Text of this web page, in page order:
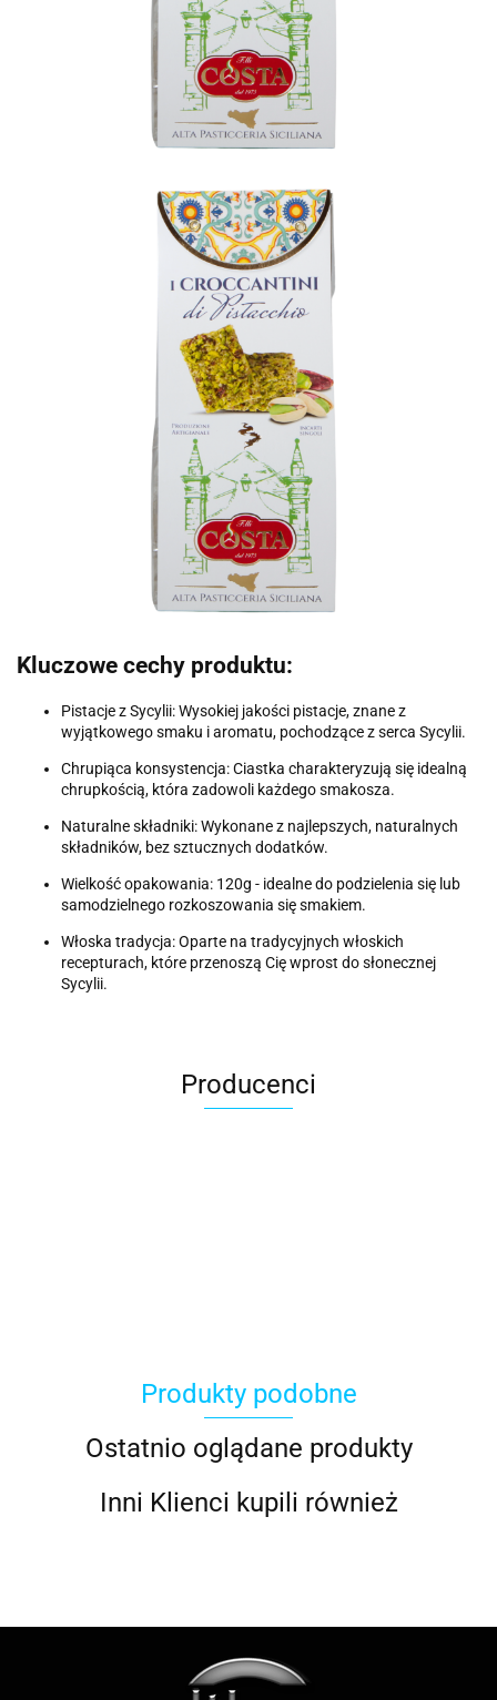
Kluczowe cechy produktu:
Pistacje z Sycylii: Wysokiej jakości pistacje, znane z
wyjątkowego smaku i aromatu, pochodzące z serca Sycylii.
Chrupiąca konsystencja: Ciastka charakteryzują się idealną
chrupkością, która zadowoli każdego smakosza.
Naturalne składniki: Wykonane z najlepszych, naturalnych
składników, bez sztucznych dodatków.
Wielkość opakowania: 120g - idealne do podzielenia się lub
samodzielnego rozkoszowania się smakiem.
Włoska tradycja: Oparte na tradycyjnych włoskich
recepturach, które przenoszą Cię wprost do słonecznej
Sycylii.
Producenci
ACOOL TOY
Produkty podobne
Ostatnio oglądane produkty
Inni Klienci kupili również